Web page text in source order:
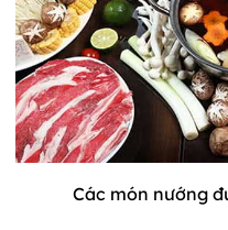
Các món nướng